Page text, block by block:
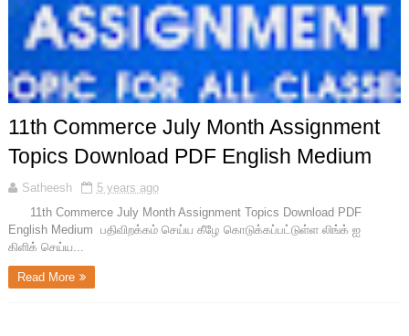
11th Commerce July Month Assignment
Topics Download PDF English Medium
Satheesh
5 years ago
11th Commerce July Month Assignment Topics Download PDF
English Medium பதிவிறக்கம் செய்ய கீழே கொடுக்கப்பட்டுள்ள லிங்க் ஐ
கிளிக் செய்ய...
Read More